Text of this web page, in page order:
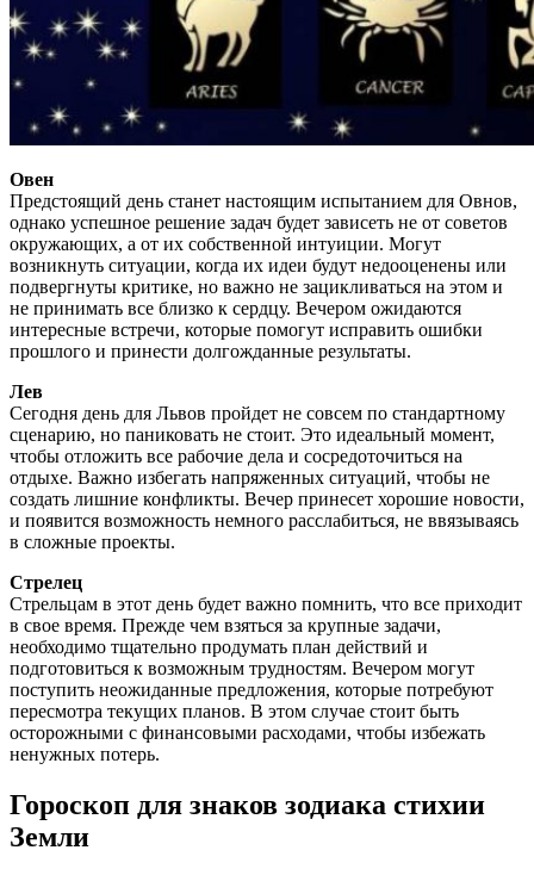
Овен
Предстоящий день станет настоящим испытанием для Овнов,
однако успешное решение задач будет зависеть не от советов
окружающих, а от их собственной интуиции. Могут
возникнуть ситуации, когда их идеи будут недооценены или
подвергнуты критике, но важно не зацикливаться на этом и
не принимать все близко к сердцу. Вечером ожидаются
интересные встречи, которые помогут исправить ошибки
прошлого и принести долгожданные результаты.
Лев
Сегодня день для Львов пройдет не совсем по стандартному
сценарию, но паниковать не стоит. Это идеальный момент,
чтобы отложить все рабочие дела и сосредоточиться на
отдыхе. Важно избегать напряженных ситуаций, чтобы не
создать лишние конфликты. Вечер принесет хорошие новости,
и появится возможность немного расслабиться, не ввязываясь
в сложные проекты.
Стрелец
Стрельцам в этот день будет важно помнить, что все приходит
в свое время. Прежде чем взяться за крупные задачи,
необходимо тщательно продумать план действий и
подготовиться к возможным трудностям. Вечером могут
поступить неожиданные предложения, которые потребуют
пересмотра текущих планов. В этом случае стоит быть
осторожными с финансовыми расходами, чтобы избежать
ненужных потерь.
Гороскоп для знаков зодиака стихии
Земли